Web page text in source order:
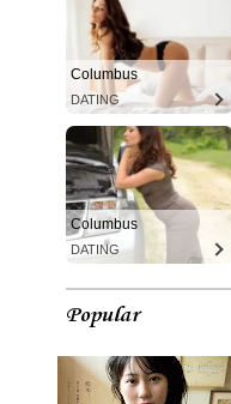
Columbus
DATING
Columbus
DATING
Popular